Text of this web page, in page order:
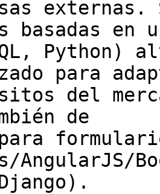
basadas en
Python)
para
del
de